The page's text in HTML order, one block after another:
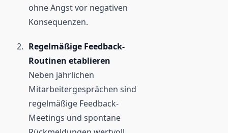
ohne Angst vor negativen
Konsequenzen.
Regelmäßige Feedback-
Routinen etablieren
Neben jährlichen
Mitarbeitergesprächen sind
regelmäßige Feedback-
Meetings und spontane